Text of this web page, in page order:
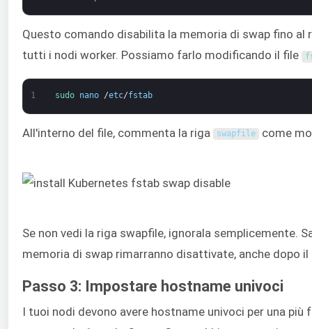
Questo comando disabilita la memoria di swap fino
tutti i nodi worker. Possiamo farlo modificando il file
1 sudo nano /etc/fstab
All'interno del file, commenta la riga swapfile come
Se non vedi la riga swapfile, ignorala semplicemente.
memoria di swap rimarranno disattivate, anche dopo il
Passo 3: Impostare hostname univoci
I tuoi nodi devono avere hostname univoci per una